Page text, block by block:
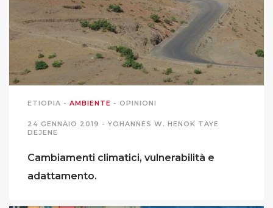
PODCAST EVENTI
AUTORI
ETIOPIA - AMBIENTE - OPINIONI
24 GENNAIO 2019 - YOHANNES W. HENOK TAYE
DEJENE
Cambiamenti climatici, vulnerabilità e
adattamento.